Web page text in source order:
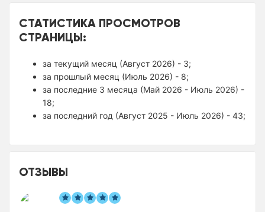
СТАТИСТИКА ПРОСМОТРОВ
СТРАНИЦЫ:
за текущий месяц (Август 2026) - 3;
за прошлый месяц (Июль 2026) - 8;
за последние 3 месяца (Май 2026 - Июль 2026) -
18;
за последний год (Август 2025 - Июль 2026) - 43;
ОТЗЫВЫ